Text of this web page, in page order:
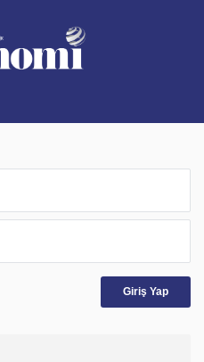
Giriş Yap